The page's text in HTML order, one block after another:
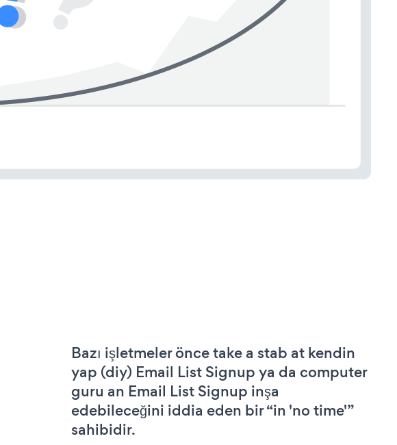
Bazı işletmeler önce take a stab at kendin
yap (diy) Email List Signup ya da computer
guru an Email List Signup inşa
edebileceğini iddia eden bir “in 'no time'”
sahibidir.